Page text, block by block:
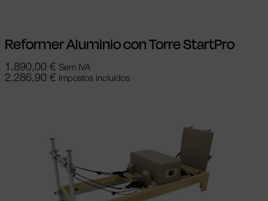
Reformer Aluminio con Torre StartPro
1.890,00 € Sem IVA
2.286,90 € Impostos incluídos